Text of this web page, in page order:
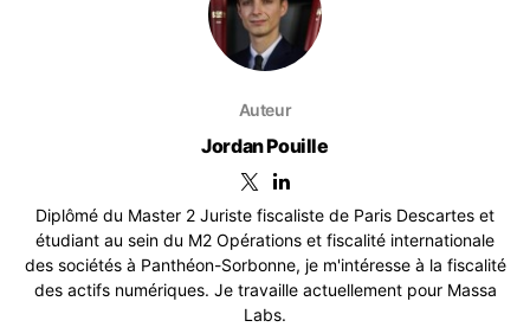
Auteur
Jordan Pouille
Diplômé du Master 2 Juriste fiscaliste de Paris Descartes et
étudiant au sein du M2 Opérations et fiscalité internationale
des sociétés à Panthéon-Sorbonne, je m'intéresse à la fiscalité
des actifs numériques. Je travaille actuellement pour Massa
Labs.